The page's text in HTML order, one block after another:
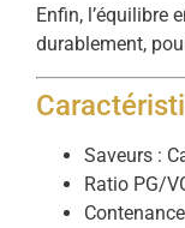
Enfin, l’équilibre
durablement,
Saveurs :
Ratio PG/